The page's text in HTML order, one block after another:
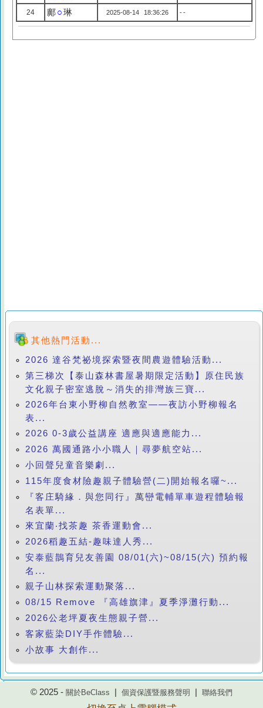
24 鄺○琳 2025-08-14 18:36:26 --
其他熱門活動...
2026 達谷梵祕境探索暨夜間農遊體驗活動...
第三梯次【泰山森林書屋暑期限定活動】原住民族
文化親子密室逃脫～消失的排灣族三寶...
2026年台東小野柳自然教室——夜訪小野柳報名
表...
2026 0-3歲公益講座 適應與適應能力...
2026 萬國通路小小職人｜尋夢航空站...
小回聲兒童音樂劇...
115年度食材險趣親子體驗營(二)開始報名囉~...
『客庄騎緣．與您同行』萬巒電輔單車遊程體驗報
名表單...
來宜蘭‧找茶趣 茶香運動會...
2026稻趣五結-趣味達人秀...
安泰藍鵲育兒友善園 08/01(六)~08/15(六) 預約報
名...
親子山林探索運動聚落...
08/15 Remove 『高雄旗津』夏季淨灘行動...
2026公老坪夏夜生態親子營...
客家藍染DIY手作體驗...
小故事 大創作...
© 2025 - 關於BeClass 個資保護暨服務聲明 聯絡我們